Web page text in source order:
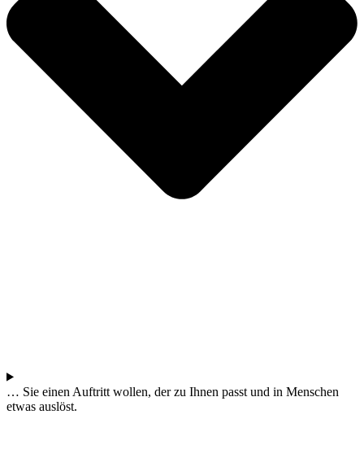
… Sie einen Auftritt wollen, der zu Ihnen passt und in Menschen
etwas auslöst.